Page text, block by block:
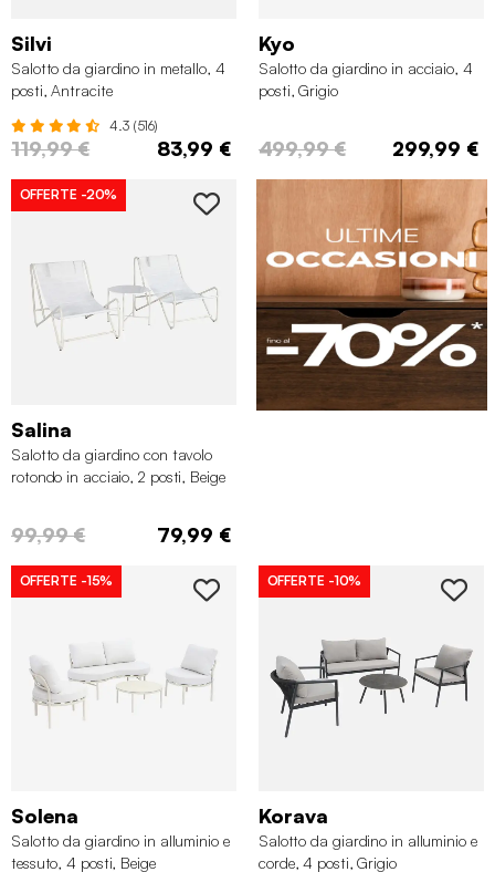
Silvi
Salotto da giardino in metallo, 4
posti, Antracite
4.3 (516)
119,99 € 83,99 €
Kyo
Salotto da giardino in acciaio, 4
posti, Grigio
499,99 € 299,99 €
OFFERTE -20%
Salina
Salotto da giardino con tavolo
rotondo in acciaio, 2 posti, Beige
99,99 € 79,99 €
OFFERTE -15%
Solena
Salotto da giardino in alluminio e
tessuto, 4 posti, Beige
OFFERTE -10%
Korava
Salotto da giardino in alluminio e
corde, 4 posti, Grigio